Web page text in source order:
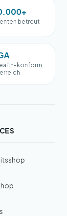
betreut
konform